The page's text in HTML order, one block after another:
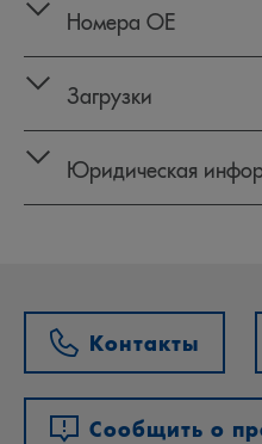
Номера OE
Загрузки
Юридическая
Контакты
Сообщить о